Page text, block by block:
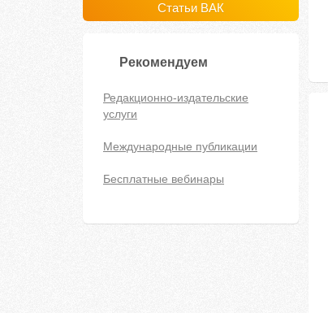
Статьи ВАК
Рекомендуем
Редакционно-издательские
услуги
Международные публикации
Бесплатные вебинары